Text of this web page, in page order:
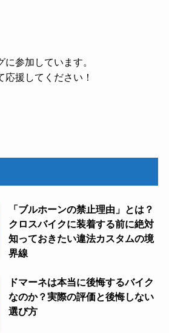
参加しています。
応援してください！
「ブルホーンの禁止理由」とは？
クロスバイクに装着する前に絶対
知っておきたい違法カスタムの境
界線
ドマーネは本当に後悔するバイク
なのか？実際の評価と後悔しない
選び方